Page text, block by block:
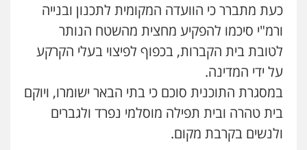
כעת מתברר כי הוועדה המקומית לתכנון ובנייה
ורמ"י סיכמו להפקיע מחצית מהשטח הנותר
לטובת בית הקברות, בכפוף לפיצוי בעלי הקרקע
על ידי המדינה.
במסגרת התוכנית סוכם כי בתי הבאר ישומרו, ויוקם
בית טהרה ובית תפילה מוסלמי נפרד ולגברים
ולנשים בקרבת מקום.